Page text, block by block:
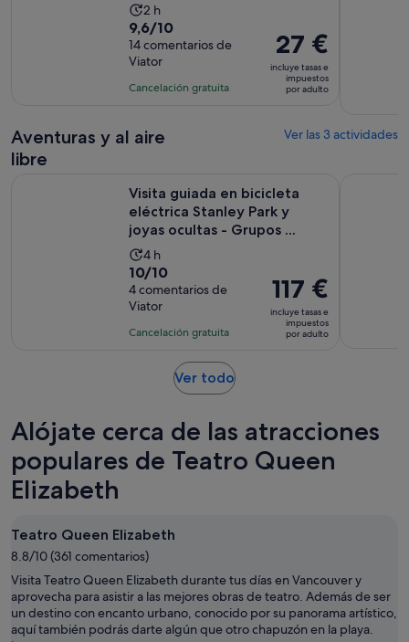
La
duración
de
la
actividad
de
2 horas
2 h
9.6
sobre
10
con
9,6/10
14 comentarios de
Viator
Cancelación gratuita
El
precio
es
de
por
27 €
incluye tasas e
impuestos
por adulto
Aventuras y al aire
libre
Ver las 3 actividades
Visita guiada en bicicleta
eléctrica Stanley Park y
joyas ocultas - Grupos ...
La
duración
de
la
actividad
4 horas
4 h
10.0
sobre
10
con
comentarios
10/10
4 comentarios de
Viator
Cancelación gratuita
El
precio
es
de
117 €
incluye tasas e
impuestos
por adulto
Ver todoSe
una
pestaña
nueva
Alójate cerca de las atracciones
populares de Teatro Queen
Elizabeth
Teatro Queen Elizabeth
8.8/10 (361 comentarios)
Visita Teatro Queen Elizabeth durante tus días en Vancouver y
aprovecha para asistir a las mejores obras de teatro. Además de ser
un destino con encanto urbano, conocido por su panorama artístico,
aquí también podrás darte algún que otro chapuzón en la playa.